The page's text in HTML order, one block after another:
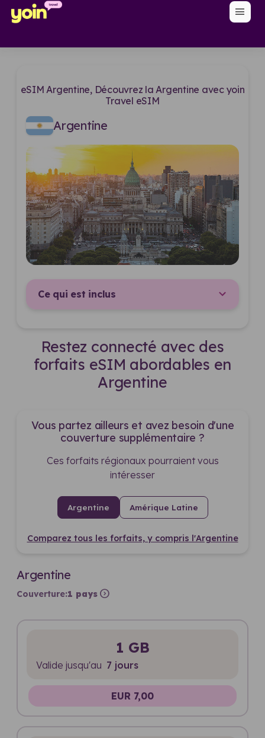
menu
eSIM Argentine, Découvrez la Argentine avec yoin
Travel eSIM
Argentine
Ce qui est inclus
Restez connecté avec des
forfaits eSIM abordables en
Argentine
Vous partez ailleurs et avez besoin d'une
couverture supplémentaire ?
Ces forfaits régionaux pourraient vous
intéresser
Argentine Amérique Latine
Comparez tous les forfaits, y compris l'Argentine
Argentine
Couverture:1 pays expand_circle_right
1 GB
Valide jusqu'au 7 jours
EUR 7,00